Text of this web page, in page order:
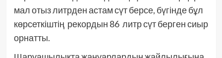
мал отыз литрден астам сүт берсе, бүгінде бұл
көрсеткіштің рекордын 86 литр сүт берген сиыр
орнатты.